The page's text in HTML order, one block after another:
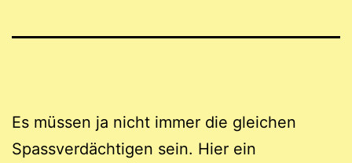
Es müssen ja nicht immer die gleichen
Spassverdächtigen sein. Hier ein